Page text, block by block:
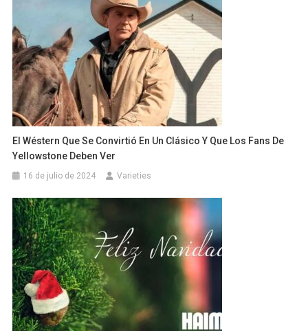
El Wéstern Que Se Convirtió En Un Clásico Y Que Los Fans De
Yellowstone Deben Ver
16 de julio de 2024 Varieties